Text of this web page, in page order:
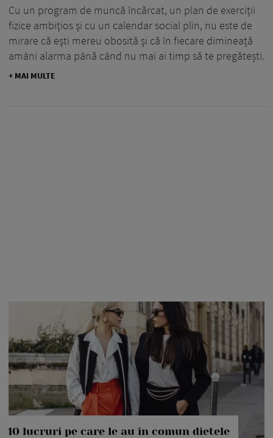
Cu un program de muncă încărcat, un plan de exerciții
fizice ambițios și cu un calendar social plin, nu este de
mirare că ești mereu obosită și că în fiecare dimineață
amâni alarma până când nu mai ai timp să te pregătești.
+ MAI MULTE
10 lucruri pe care le au în comun dietele